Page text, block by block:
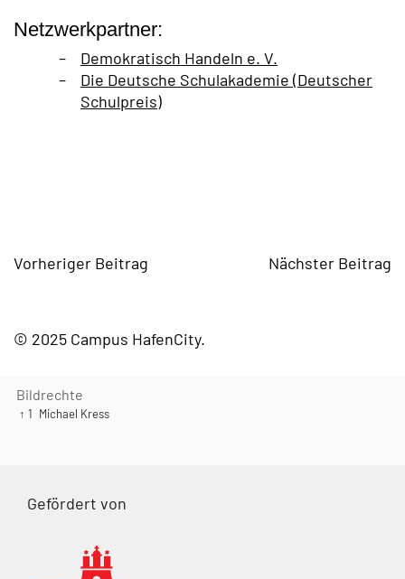
Netzwerkpartner:
Demokratisch Handeln e. V.
Die Deutsche Schulakademie (Deutscher
Schulpreis)
Vorheriger Beitrag Nächster Beitrag
© 2025 Campus HafenCity
Bildrechte
↑ 1 Michael Kress
Gefördert von